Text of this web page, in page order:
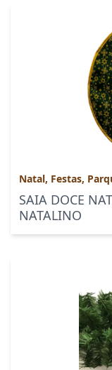
Natal, Festas,
SAIA DOCE
NATALINO